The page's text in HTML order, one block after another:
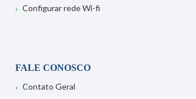
Configurar rede Wi-fi
FALE CONOSCO
Contato Geral